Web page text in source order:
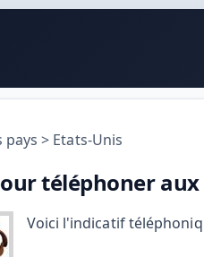
pays > Etats-Unis
téléphoner aux
Voici l'indicatif